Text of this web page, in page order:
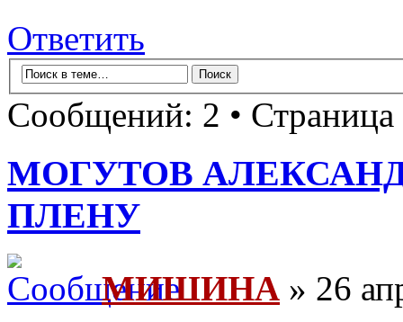
Ответить
Сообщений: 2 • Страница
МОГУТОВ
ПЛЕНУ
МИШИНА » 26